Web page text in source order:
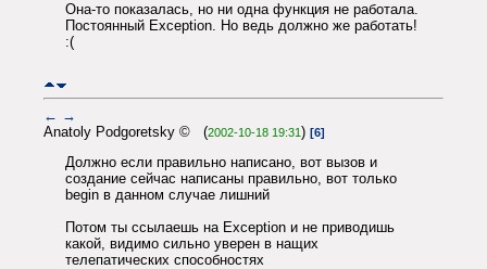
Она-то показалась, но ни одна функция не работала.
Постоянный Exception. Но ведь должно же работать!
:(
← →
Anatoly Podgoretsky © (2002-10-18 19:31) [6]
Должно если правильно написано, вот вызов и
создание сейчас написаны правильно, вот только
begin в данном случае лишний
Потом ты ссылаешь на Exception и не приводишь
какой, видимо сильно уверен в нащих
телепатических способностях